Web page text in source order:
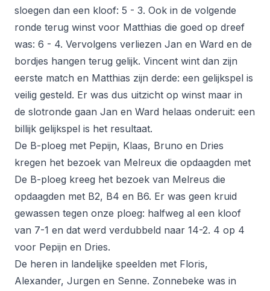
sloegen dan een kloof: 5 - 3. Ook in de volgende
ronde terug winst voor Matthias die goed op dreef
was: 6 - 4. Vervolgens verliezen Jan en Ward en de
bordjes hangen terug gelijk. Vincent wint dan zijn
eerste match en Matthias zijn derde: een gelijkspel is
veilig gesteld. Er was dus uitzicht op winst maar in
de slotronde gaan Jan en Ward helaas onderuit: een
billijk gelijkspel is het resultaat.
De B-ploeg met Pepijn, Klaas, Bruno en Dries
kregen het bezoek van Melreux die opdaagden met
De B-ploeg kreeg het bezoek van Melreus die
opdaagden met B2, B4 en B6. Er was geen kruid
gewassen tegen onze ploeg: halfweg al een kloof
van 7-1 en dat werd verdubbeld naar 14-2. 4 op 4
voor Pepijn en Dries.
De heren in landelijke speelden met Floris,
Alexander, Jurgen en Senne. Zonnebeke was in